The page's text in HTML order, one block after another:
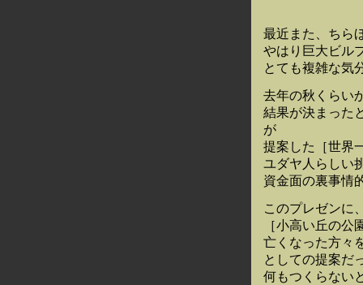
最近また、ちら
やはり巨大ビル
とても複雑な気
去年の秋くらい
結果が決まった
が
提案した［世界
ユダヤ人らしい
資金面の裏事情
このプレゼンに
［小高い丘の公
亡くなった方々
としての提案だ
何もつくらない